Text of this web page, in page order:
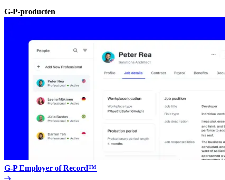
G-P-producten​​
G-P Employer of Record™​​